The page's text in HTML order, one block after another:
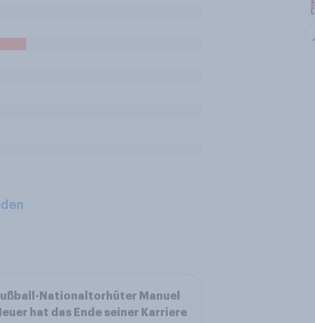
Nationaltorhüter Manuel
hat das Ende seiner Karriere